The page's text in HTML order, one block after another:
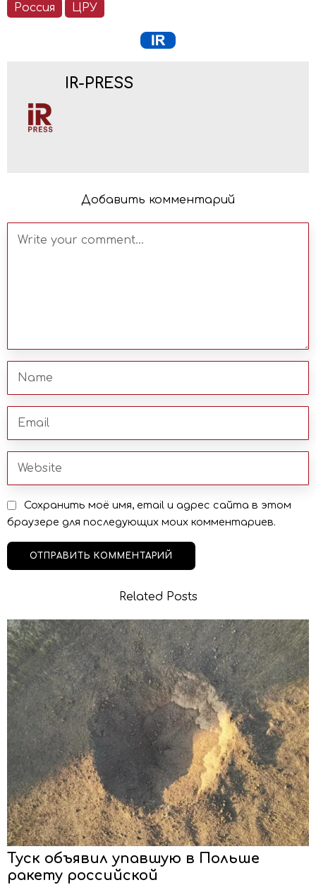
Россия ЦРУ
IR-PRESS
Добавить комментарий
Сохранить моё имя, email и адрес сайта в этом
браузере для последующих моих комментариев.
Related Posts
Туск объявил упавшую в Польше
ракету российской